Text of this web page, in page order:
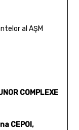
al AŞM
COMPLEXE
CEPOI,